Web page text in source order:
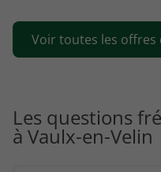
Emploi Brignais
Emploi Rillieux-la-Pape
Emploi Dardilly
Voir toutes les
Les questions
à Vaulx-en-Velin